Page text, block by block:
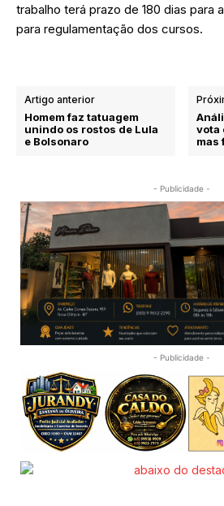
trabalho terá prazo de 180 dias para
para regulamentação dos cursos.
Artigo anterior
Homem faz tatuagem
unindo os rostos de Lula
e Bolsonaro
vota
mas
- Publicidade -
- Publicidade -